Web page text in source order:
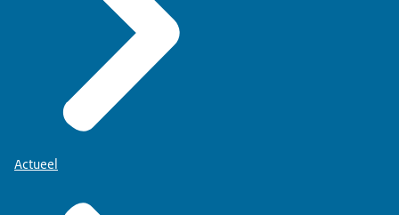
Actueel